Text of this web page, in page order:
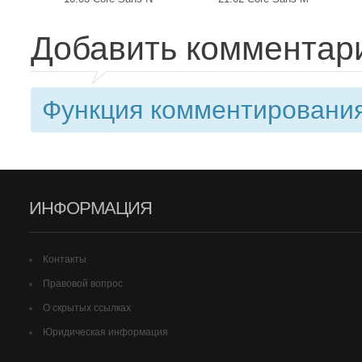
Добавить
Функция
ИНФОРМАЦИЯ
Контакты
Правовой вопрос
О скрытых ссылках
Юридическая информация